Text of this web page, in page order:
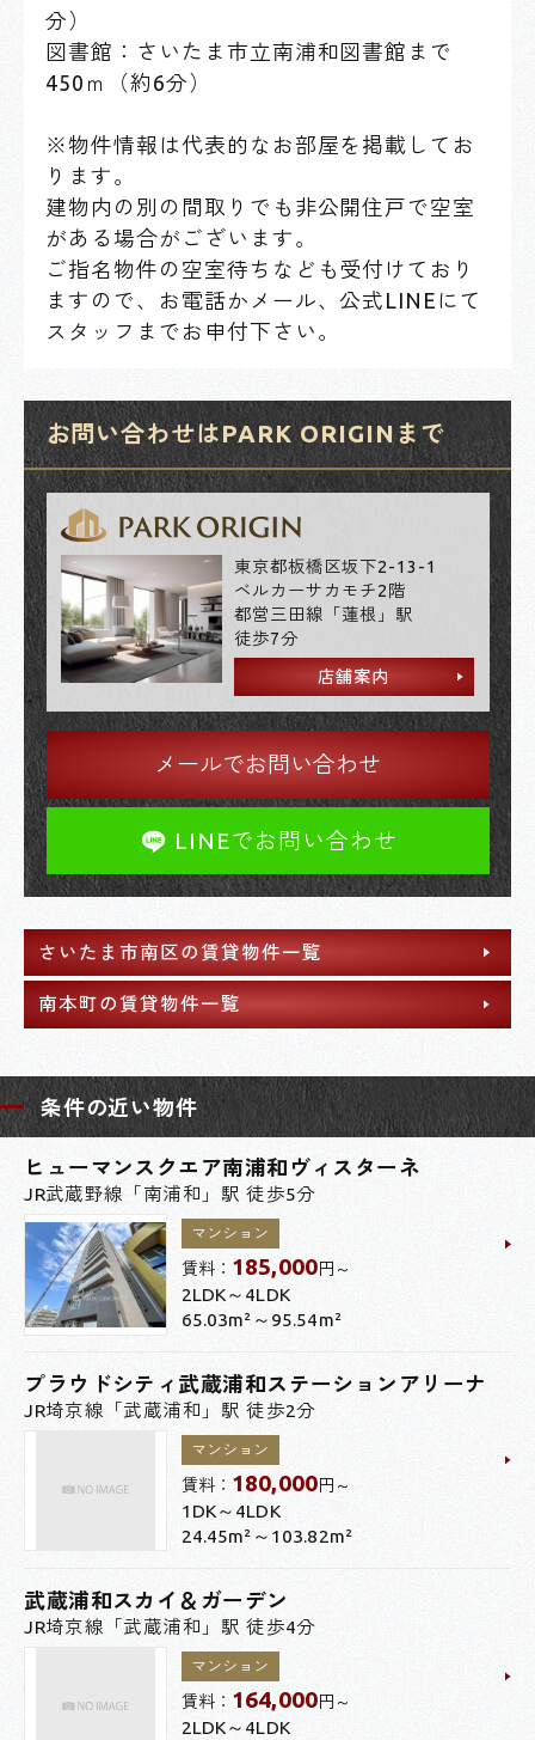
分）
図書館：さいたま市立南浦和図書館まで
450ｍ（約6分）
※物件情報は代表的なお部屋を掲載してお
ります。
建物内の別の間取りでも非公開住戸で空室
がある場合がございます。
ご指名物件の空室待ちなども受付けており
ますので、お電話かメール、公式LINEにて
スタッフまでお申付下さい。
お問い合わせはPARK ORIGINまで
東京都板橋区坂下2-13-1
ベルカーサカモチ2階
都営三田線「蓮根」駅
徒歩7分
店舗案内
メールでお問い合わせ
LINEでお問い合わせ
さいたま市南区の賃貸物件一覧
南本町の賃貸物件一覧
条件の近い物件
ヒューマンスクエア南浦和ヴィスターネ
JR武蔵野線「南浦和」駅 徒歩5分
マンション
賃料： 185,000円～
2LDK～4LDK
65.03m²～95.54m²
プラウドシティ武蔵浦和ステーションアリーナ
JR埼京線「武蔵浦和」駅 徒歩2分
マンション
賃料： 180,000円～
1DK～4LDK
24.45m²～103.82m²
武蔵浦和スカイ＆ガーデン
JR埼京線「武蔵浦和」駅 徒歩4分
マンション
賃料： 164,000円～
2LDK～4LDK